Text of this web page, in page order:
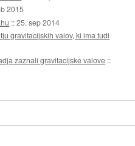
2015
::25. sep 2014
gravitacijskih valov, ki ima tudi
zaznali gravitacijske valove ::